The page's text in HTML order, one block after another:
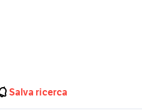
Salva ricerca